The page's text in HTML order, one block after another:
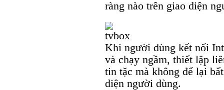
ràng nào trên giao diện
Khi người dùng kết nối
và chạy ngầm, thiết lập
tin tặc mà không để lại
diện người dùng.